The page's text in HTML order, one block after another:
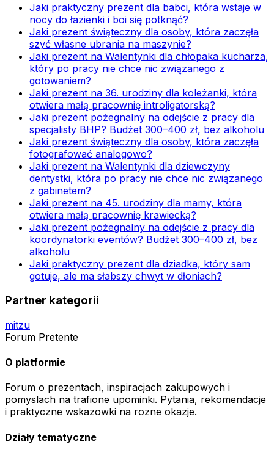
Jaki praktyczny prezent dla babci, która wstaje w
nocy do łazienki i boi się potknąć?
Jaki prezent świąteczny dla osoby, która zaczęła
szyć własne ubrania na maszynie?
Jaki prezent na Walentynki dla chłopaka kucharza,
który po pracy nie chce nic związanego z
gotowaniem?
Jaki prezent na 36. urodziny dla koleżanki, która
otwiera małą pracownię introligatorską?
Jaki prezent pożegnalny na odejście z pracy dla
specjalisty BHP? Budżet 300–400 zł, bez alkoholu
Jaki prezent świąteczny dla osoby, która zaczęła
fotografować analogowo?
Jaki prezent na Walentynki dla dziewczyny
dentystki, która po pracy nie chce nic związanego
z gabinetem?
Jaki prezent na 45. urodziny dla mamy, która
otwiera małą pracownię krawiecką?
Jaki prezent pożegnalny na odejście z pracy dla
koordynatorki eventów? Budżet 300–400 zł, bez
alkoholu
Jaki praktyczny prezent dla dziadka, który sam
gotuje, ale ma słabszy chwyt w dłoniach?
Partner kategorii
mitzu
Forum Pretente
O platformie
Forum o prezentach, inspiracjach zakupowych i
pomyslach na trafione upominki. Pytania, rekomendacje
i praktyczne wskazowki na rozne okazje.
Działy tematyczne